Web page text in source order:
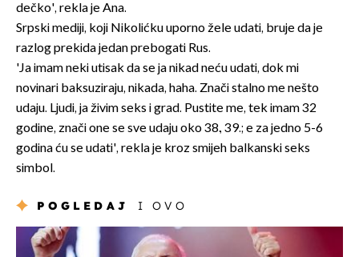
dečko', rekla je Ana.
Srpski mediji, koji Nikolićku uporno žele udati, bruje da je
razlog prekida jedan prebogati Rus.
'Ja imam neki utisak da se ja nikad neću udati, dok mi
novinari baksuziraju, nikada, haha. Znači stalno me nešto
udaju. Ljudi, ja živim seks i grad. Pustite me, tek imam 32
godine, znači one se sve udaju oko 38., 39.; e za jedno 5-6
godina ću se udati', rekla je kroz smijeh balkanski seks
simbol.
POGLEDAJ I OVO